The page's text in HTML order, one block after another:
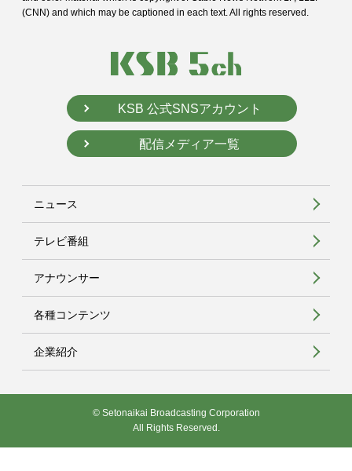
(CNN) and which may be captioned in each text. All rights reserved.
KSB 公式SNSアカウント
配信メディア一覧
ニュース
テレビ番組
アナウンサー
各種コンテンツ
企業紹介
© Setonaikai Broadcasting Corporation
All Rights Reserved.